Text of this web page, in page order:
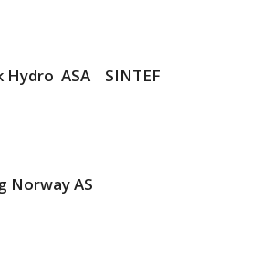
Hydro ASA SINTEF
Norway AS